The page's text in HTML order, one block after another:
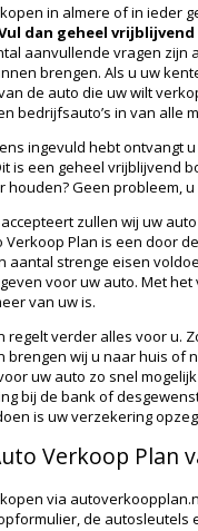
in almere of in ieder
dan geheel
aanvullende vragen zijn
brengen. Als u uw
de auto die uw wilt
bedrijfsauto’s in van alle
ingevuld hebt ontvangt
is een geheel vrijblijvend
houden? Geen probleem,
zullen wij uw
Verkoop Plan is een door de
aantal strenge eisen
voor uw auto. Met
van uw is.
regelt verder alles voor u.
brengen wij u naar huis of
uw auto zo snel
bij de bank of
is uw verzekering
Verkoop Plan
via
de autosleutels